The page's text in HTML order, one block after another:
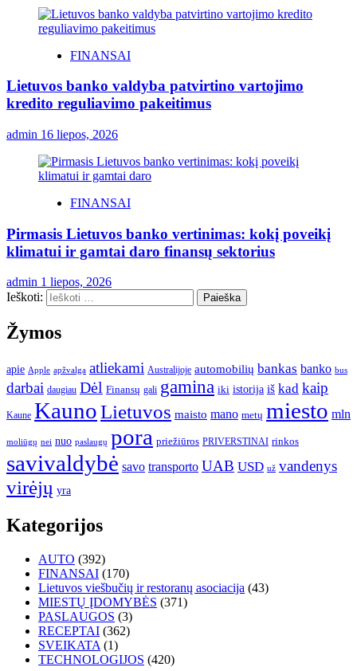
FINANSAI
Lietuvos banko valdyba patvirtino vartojimo
kredito reguliavimo pakeitimus
admin 16 liepos, 2026
FINANSAI
Pirmasis Lietuvos banko vertinimas: kokį poveikį
klimatui ir gamtai daro finansų sektorius
admin 1 liepos, 2026
Ieškoti:
Žymos
apie Apple apžvalga atliekami Australijoje automobilių bankas banko bus
darbai daugiau Dėl Finansų gali gamina iki istorija iš kad kaip
Kaune KaunoLietuvos maisto mano metų miesto mln
moliūgų nei nuo paslaugų pora priežiūros PRIVERSTINAI rinkos
savivaldybė savo transporto UAB USD už vandenys
virėjų yra
Kategorijos
AUTO (392)
FINANSAI (170)
Lietuvos viešbučių ir restoranų asociacija (43)
MIESTŲ ĮDOMYBĖS (371)
PASLAUGOS (3)
RECEPTAI (362)
SVEIKATA (1)
TECHNOLOGIJOS (420)